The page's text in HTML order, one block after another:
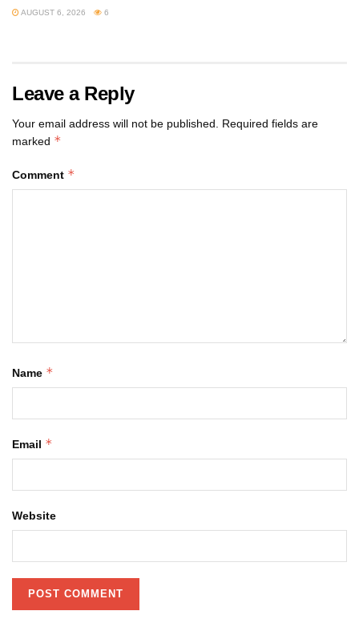
AUGUST 6, 2026 6
Leave a Reply
Your email address will not be published. Required fields are
marked *
Comment *
Name *
Email *
Website